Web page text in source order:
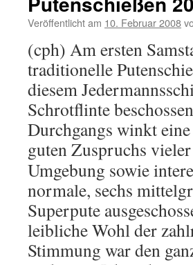
Veröffentlicht am 10. Februar 2008
(cph) Am ersten
traditionelle
diesem
Schrotflinte
Durchgangs winkt
guten Zuspruchs
Umgebung sowie
normale, sechs
Superpute
leibliche Wohl der
Stimmung war den